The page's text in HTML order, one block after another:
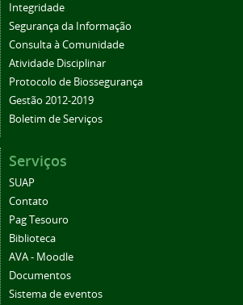
Integridade
Segurança da Informação
Consulta à Comunidade
Atividade Disciplinar
Protocolo de Biossegurança
Gestão 2012-2019
Boletim de Serviços
Serviços
SUAP
Contato
Pag Tesouro
Biblioteca
AVA - Moodle
Documentos
Sistema de eventos